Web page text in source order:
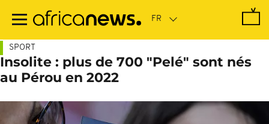
contenu
SPORT
Insolite : plus de 700 "Pelé" sont nés
au Pérou en 2022